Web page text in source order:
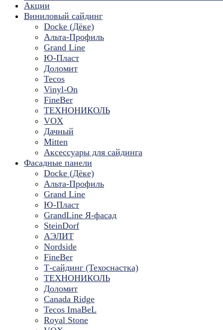
Акции
Виниловый сайдинг
Docke (Дёке)
Альта-Профиль
Grand Line
Ю-Пласт
Доломит
Tecos
Vinyl-On
FineBer
ТЕХНОНИКОЛЬ
VOX
Дачный
Mitten
Аксессуары для сайдинга
Фасадные панели
Docke (Дёке)
Альта-Профиль
Grand Line
Ю-Пласт
GrandLine Я-фасад
SteinDorf
АЭЛИТ
Nordside
FineBer
Т-сайдинг (Техоснастка)
ТЕХНОНИКОЛЬ
Доломит
Canada Ridge
Tecos ImaBeL
Royal Stone